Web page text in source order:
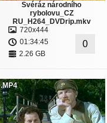
Svéráz národního
rybolovu_CZ
RU_H264_DVDrip.mkv
720x444
01:34:45
2.26 GB
0
.MP4